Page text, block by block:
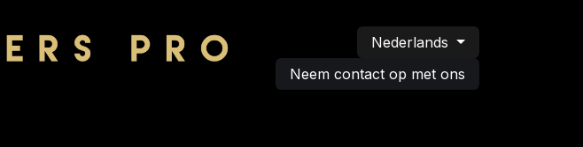
Nederlands
Neem contact op met ons